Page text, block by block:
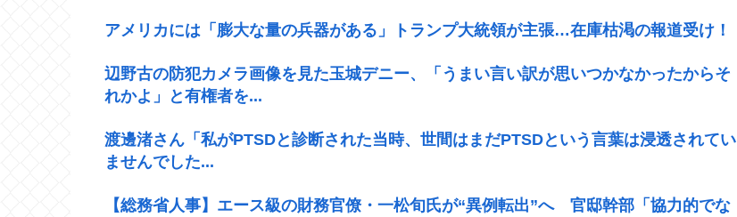
アメリカには「膨大な量の兵器がある」トランプ大統領が主張…在庫枯渇の報道受け！
辺野古の防犯カメラ画像を見た玉城デニー、「うまい言い訳が思いつかなかったからそ
れかよ」と有権者を...
渡邊渚さん「私がPTSDと診断された当時、世間はまだPTSDという言葉は浸透されてい
ませんでした...
【総務省人事】エース級の財務官僚・一松旬氏が“異例転出”へ 官邸幹部「協力的でな